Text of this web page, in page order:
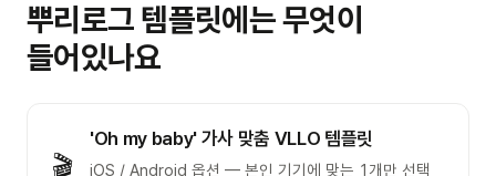
뿌리로그 템플릿에는 무엇이
들어있나요
🎬
'Oh my baby' 가사 맞춤 VLLO 템플릿
iOS / Android 옵션 — 본인 기기에 맞는 1개만 선택